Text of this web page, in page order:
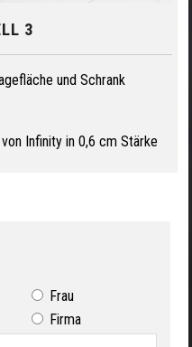
3
und Schrank
Infinity in 0,6 cm Stärke
Frau
Firma